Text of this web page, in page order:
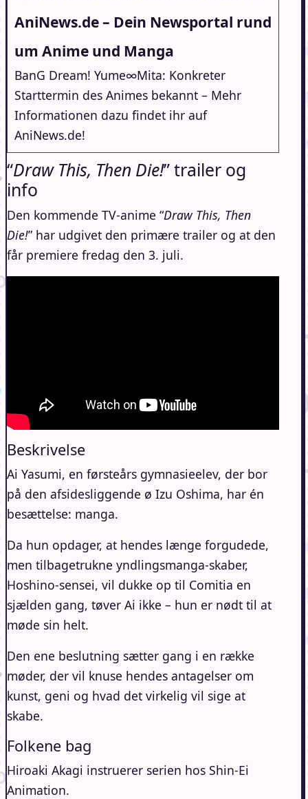
AniNews.de – Dein Newsportal rund
um Anime und Manga
BanG Dream! Yume∞Mita: Konkreter
Starttermin des Animes bekannt – Mehr
Informationen dazu findet ihr auf
AniNews.de!
“Draw This, Then Die!” trailer og
info
Den kommende TV-anime “Draw This, Then
Die!” har udgivet den primære trailer og at den
får premiere fredag den 3. juli.
Beskrivelse
Ai Yasumi, en førsteårs gymnasieelev, der bor
på den afsidesliggende ø Izu Oshima, har én
besættelse: manga.
Da hun opdager, at hendes længe forgudede,
men tilbagetrukne yndlingsmanga-skaber,
Hoshino-sensei, vil dukke op til Comitia en
sjælden gang, tøver Ai ikke – hun er nødt til at
møde sin helt.
Den ene beslutning sætter gang i en række
møder, der vil knuse hendes antagelser om
kunst, geni og hvad det virkelig vil sige at
skabe.
Folkene bag
Hiroaki Akagi instruerer serien hos Shin-Ei
Animation.